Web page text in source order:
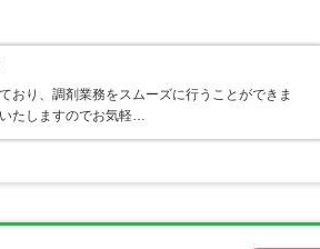
おり、調剤業務をスムーズに行うことができま
たしますのでお気軽…